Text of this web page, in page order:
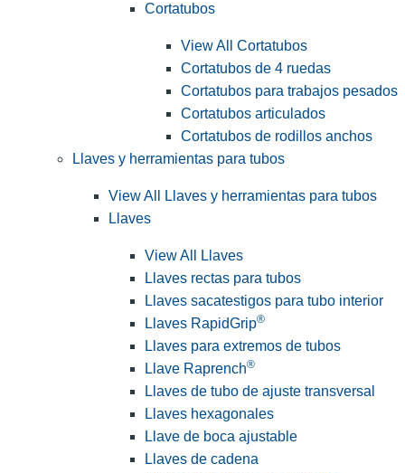
Cortatubos
View All Cortatubos
Cortatubos de 4 ruedas
Cortatubos para trabajos pesados
Cortatubos articulados
Cortatubos de rodillos anchos
Llaves y herramientas para tubos
View All Llaves y herramientas para tubos
Llaves
View All Llaves
Llaves rectas para tubos
Llaves sacatestigos para tubo interior
Llaves RapidGrip®
Llaves para extremos de tubos
Llave Raprench®
Llaves de tubo de ajuste transversal
Llaves hexagonales
Llave de boca ajustable
Llaves de cadena